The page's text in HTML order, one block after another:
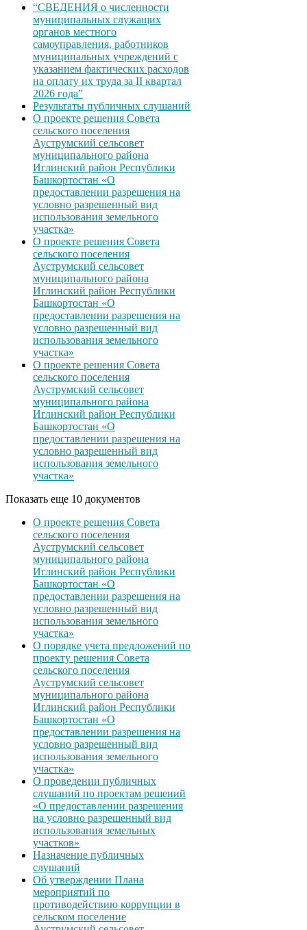
“СВЕДЕНИЯ о численности
муниципальных служащих
органов местного
самоуправления, работников
муниципальных учреждений с
указанием фактических расходов
на оплату их труда за II квартал
2026 года”
Результаты публичных слушаний
О проекте решения Совета
сельского поселения
Ауструмский сельсовет
муниципального района
Иглинский район Республики
Башкортостан «О
предоставлении разрешения на
условно разрешенный вид
использования земельного
участка»
О проекте решения Совета
сельского поселения
Ауструмский сельсовет
муниципального района
Иглинский район Республики
Башкортостан «О
предоставлении разрешения на
условно разрешенный вид
использования земельного
участка»
О проекте решения Совета
сельского поселения
Ауструмский сельсовет
муниципального района
Иглинский район Республики
Башкортостан «О
предоставлении разрешения на
условно разрешенный вид
использования земельного
участка»
Показать еще 10 документов
О проекте решения Совета
сельского поселения
Ауструмский сельсовет
муниципального района
Иглинский район Республики
Башкортостан «О
предоставлении разрешения на
условно разрешенный вид
использования земельного
участка»
О порядке учета предложений по
проекту решения Совета
сельского поселения
Ауструмский сельсовет
муниципального района
Иглинский район Республики
Башкортостан «О
предоставлении разрешения на
условно разрешенный вид
использования земельного
участка»
О проведении публичных
слушаний по проектам решений
«О предоставлении разрешения
на условно разрешенный вид
использования земельных
участков»
Назначение публичных
слушаний
Об утверждении Плана
мероприятий по
противодействию коррупции в
сельском поселение